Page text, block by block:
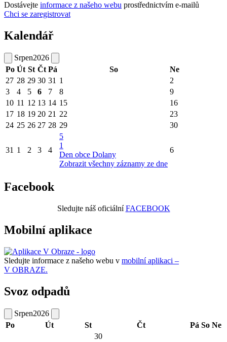
Dostávejte informace z našeho webu prostřednictvím e-mailů
Chci se zaregistrovat
Kalendář
Srpen2026
Po Út St Čt Pá So
Ne
27 28 29 30 31 1
2
3
4 5 6 7 8
9
10 11 12 13 14 15
16
17 18 19 20 21 22
23
24 25 26 27 28 29 30
31 1 2 3 4
5
1
Den obce Dolany
Zobrazit všechny záznamy ze dne
6
Facebook
Sledujte náš oficiálníFACEBOOK
Mobilní aplikace
Sledujte informace z našeho webu v mobilní aplikaci –
V OBRAZE.
Svoz odpadů
Srpen2026
Po
Út St Čt Pá So Ne
30